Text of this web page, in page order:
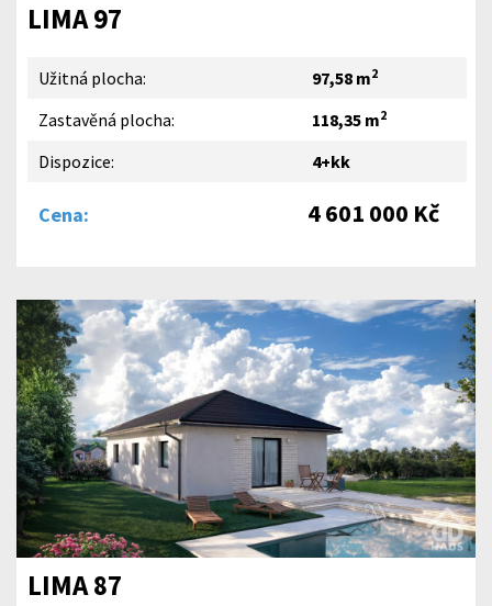
LIMA 97
Užitná plocha: 97,58 m2
Zastavěná plocha: 118,35 m2
Dispozice: 4+kk
Cena: 4 601 000 Kč
LIMA 87